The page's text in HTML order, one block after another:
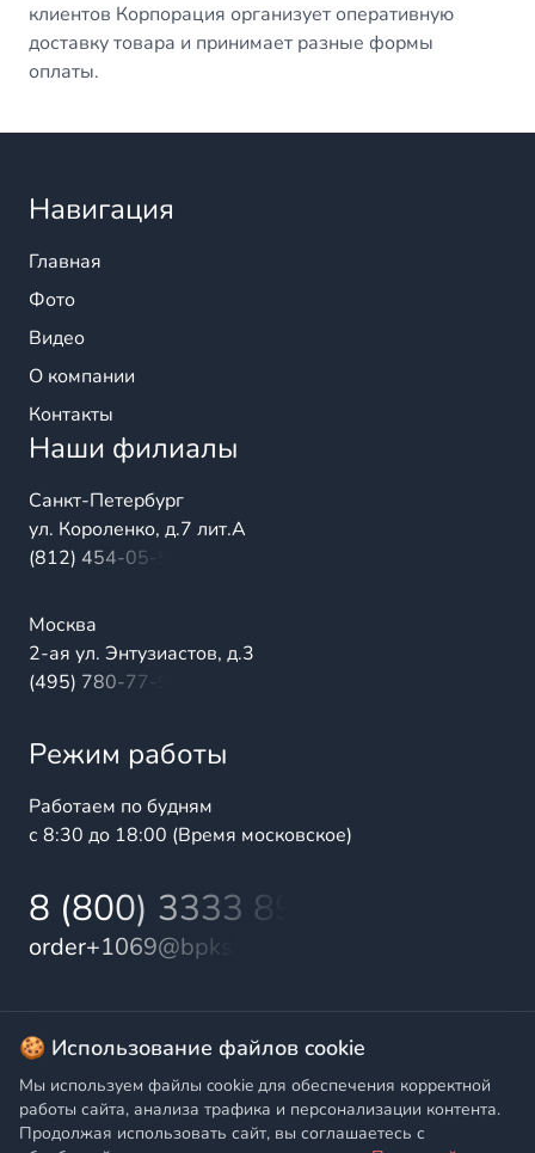
клиентов Корпорация организует оперативную
доставку товара и принимает разные формы
оплаты.
Навигация
Главная
Фото
Видео
О компании
Контакты
Наши филиалы
Санкт-Петербург
ул. Короленко, д.7 лит.А
(812) 454-05-54
Москва
2-ая ул. Энтузиастов, д.3
(495) 780-77-98
Режим работы
Работаем по будням
с 8:30 до 18:00 (Время московское)
8 (800) 3333 899
order+1069@bpks.ru
© 2025 БалтПромКомплект — комплексные поставки
высококачественной продукции промышленного и
бытового назначения
🍪 Использование файлов cookie
Мы используем файлы cookie для обеспечения корректной
работы сайта, анализа трафика и персонализации контента.
Продолжая использовать сайт, вы соглашаетесь с